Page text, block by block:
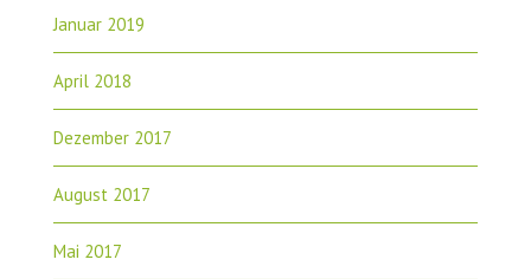
Januar 2019
April 2018
Dezember 2017
August 2017
Mai 2017